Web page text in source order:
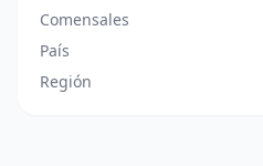
Comensales
País
Región